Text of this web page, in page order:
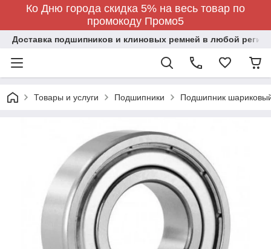
Ко Дню города скидка 5% на весь товар по
промокоду Промо5
Доставка подшипников и клиновых ремней в любой регион
Товары и услуги Подшипники Подшипник